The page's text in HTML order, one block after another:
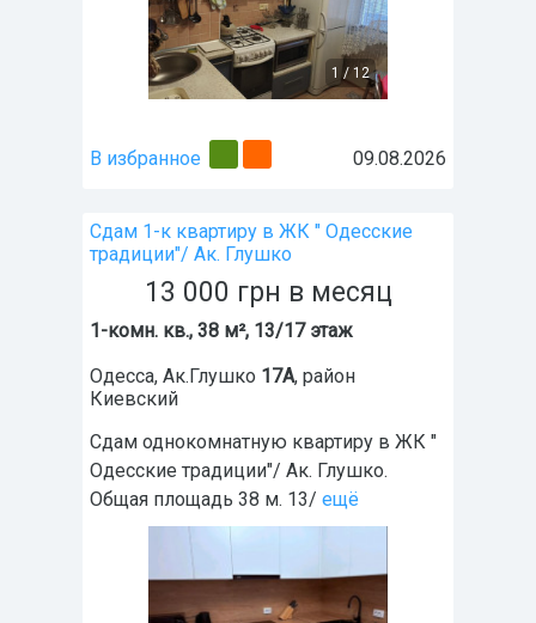
1 / 12
В избранное 09.08.2026
Сдам 1-к квартиру в ЖК " Одесские
традиции"/ Ак. Глушко
13 000 грн в месяц
1-комн. кв., 38 м², 13/17 этаж
Одесса, Ак.Глушко 17А, район
Киевский
Сдам однокомнатную квартиру в ЖК "
Одесские традиции"/ Ак. Глушко.
Общая площадь 38 м. 13/ ещё